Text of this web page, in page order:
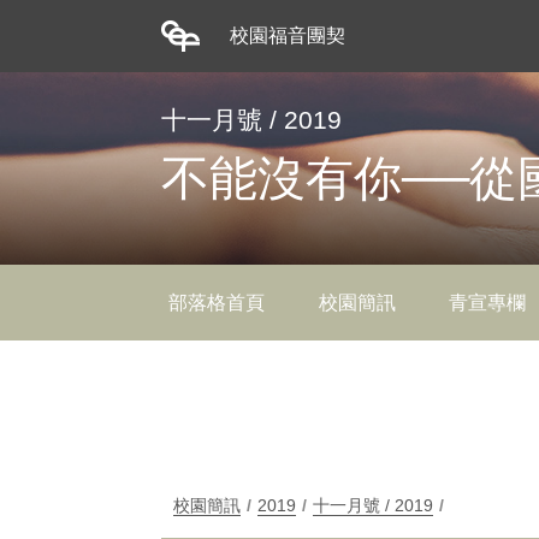
校園福音團契
十一月號 / 2019
不能沒有你──從
部落格首頁 校園簡訊 青宣專欄
校園簡訊 / 2019 / 十一月號 / 2019 /